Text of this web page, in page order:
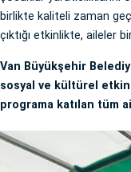
birlikte kaliteli zaman
çıktığı etkinlikte, aileler
Van Büyükşehir
sosyal ve kültürel
programa katılan tüm